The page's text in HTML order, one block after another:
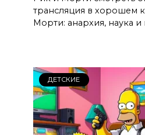
трансляция в хорошем
Морти: анархия, наука
ДЕТСКИЕ